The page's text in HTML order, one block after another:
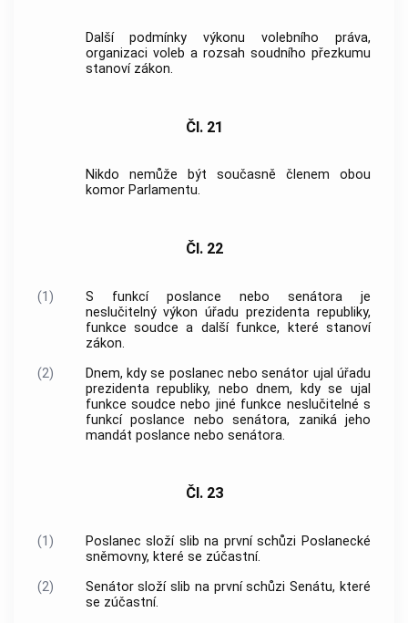
Další podmínky výkonu volebního práva,
organizaci voleb a rozsah soudního přezkumu
stanoví zákon.
Čl. 21
Nikdo nemůže být současně členem obou
komor Parlamentu.
Čl. 22
(1)
S funkcí poslance nebo senátora je
neslučitelný výkon úřadu prezidenta republiky,
funkce soudce a další funkce, které stanoví
zákon.
(2)
Dnem, kdy se poslanec nebo senátor ujal úřadu
prezidenta republiky, nebo dnem, kdy se ujal
funkce soudce nebo jiné funkce neslučitelné s
funkcí poslance nebo senátora, zaniká jeho
mandát poslance nebo senátora.
Čl. 23
(1)
Poslanec složí slib na první schůzi Poslanecké
sněmovny, které se zúčastní.
(2)
Senátor složí slib na první schůzi Senátu, které
se zúčastní.